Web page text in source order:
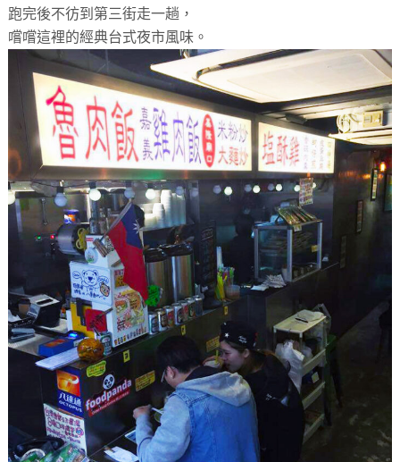
跑完後不彷到第三街走一趟，
嚐嚐這裡的經典台式夜市風味。